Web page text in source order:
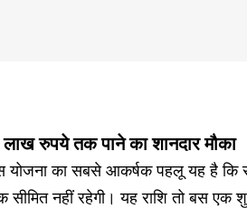
रुपये तक पाने का शानदार मौका
योजना का सबसे आकर्षक पहलू यह है
सीमित नहीं रहेगी। यह राशि तो बस